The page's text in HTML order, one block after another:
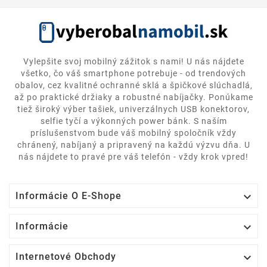
Vylepšite svoj mobilný zážitok s nami! U nás nájdete
všetko, čo váš smartphone potrebuje - od trendových
obalov, cez kvalitné ochranné sklá a špičkové slúchadlá,
až po praktické držiaky a robustné nabíjačky. Ponúkame
tiež široký výber tašiek, univerzálnych USB konektorov,
selfie tyčí a výkonných power bánk. S naším
príslušenstvom bude váš mobilný spoločník vždy
chránený, nabíjaný a pripravený na každú výzvu dňa. U
nás nájdete to pravé pre váš telefón - vždy krok vpred!
Informácie O E-Shope 
Informácie 
Internetové Obchody 